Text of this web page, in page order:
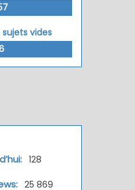
vides
128
25 869